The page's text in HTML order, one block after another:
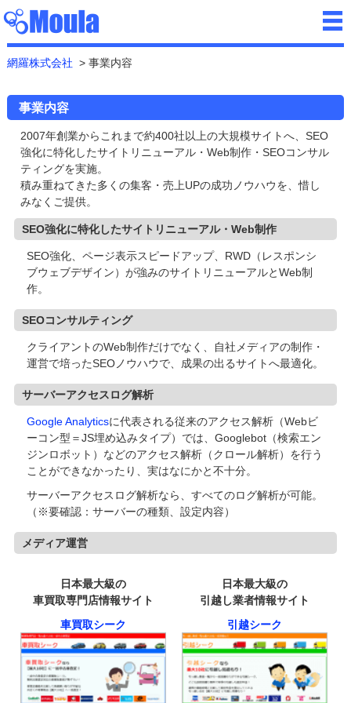
網羅株式会社 事業内容
事業内容
2007年創業からこれまで約400社以上の大規模サイトへ、SEO
強化に特化したサイトリニューアル・Web制作・SEOコンサル
ティングを実施。
積み重ねてきた多くの集客・売上UPの成功ノウハウを、惜し
みなくご提供。
SEO強化に特化したサイトリニューアル・Web制作
SEO強化、ページ表示スピードアップ、RWD（レスポンシ
ブウェブデザイン）が強みのサイトリニューアルとWeb制
作。
SEOコンサルティング
クライアントのWeb制作だけでなく、自社メディアの制作・
運営で培ったSEOノウハウで、成果の出るサイトへ最適化。
サーバーアクセスログ解析
Google Analyticsに代表される従来のアクセス解析（Webビ
ーコン型＝JS埋め込みタイプ）では、Googlebot（検索エン
ジンロボット）などのアクセス解析（クロール解析）を行う
ことができなかったり、実はなにかと不十分。
サーバーアクセスログ解析なら、すべてのログ解析が可能。
（※要確認：サーバーの種類、設定内容）
メディア運営
日本最大級の
車買取専門店情報サイト
車買取シーク
日本最大級の
引越し業者情報サイト
引越シーク